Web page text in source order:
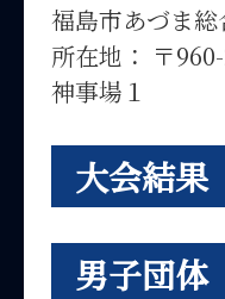
福島市あづま
所在地： 〒
神事場１
大会結果
男子団体